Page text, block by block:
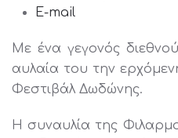
E-mail
Με ένα γεγονός
αυλαία του την
Φεστιβάλ Δωδώνης.
Η συναυλία της